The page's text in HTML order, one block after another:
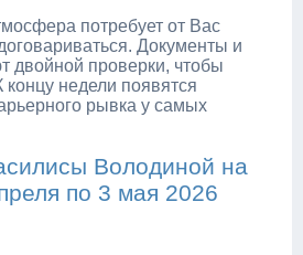
потребует от Вас
Документы и
двойной проверки, чтобы
недели появятся
рывка у самых
Володиной на
по 3 мая 2026